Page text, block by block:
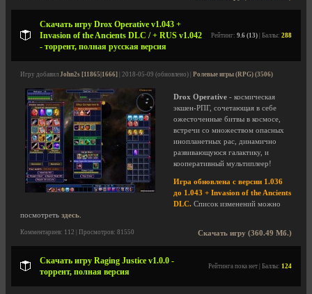
Скачать игру Drox Operative v1.043 +
Invasion of the Ancients DLC / + RUS v1.042
- торрент, полная русская версия
Рейтинг: 9.6 (13) | Баллы: 288
Игру добавил John2s [11865|1666] | 2018-05-09 (обновлено) | Ролевые игры (RPG) (3506)
Drox Operative - космическая
экшен-РПГ, сочетающая в себе
ожесточенные битвы в космосе,
встречи со множеством опасных
инопланетных рас, динамично
развивающуюся галактику, и
кооперативный мультиплеер!
Игра обновлена с версии 1.036
до 1.043 + Invasion of the Ancients
DLC. Список изменений можно
посмотреть здесь
Скачать игру (360.49 Мб.)
Комментариев: 112 | Просмотров: 81550
Скачать игру Raging Justice v1.0.0 -
торрент, полная версия
Рейтинга пока нет | Баллы: 124